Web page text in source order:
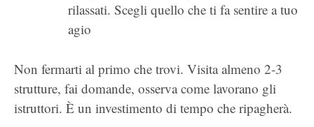
rilassati. Scegli quello che ti fa sentire a tuo
agio
Non fermarti al primo che trovi. Visita almeno 2-3
strutture, fai domande, osserva come lavorano gli
istruttori. È un investimento di tempo che ripagherà.